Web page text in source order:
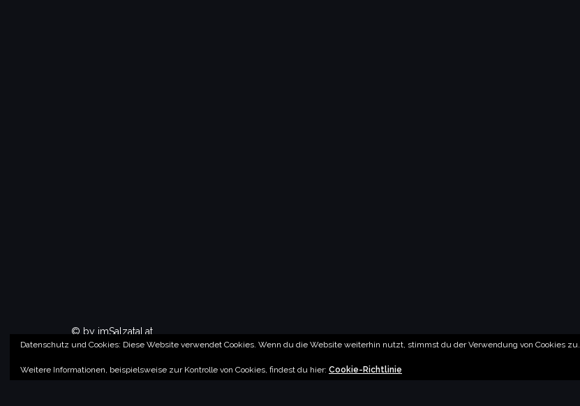
Datenschutz und Cookies: Diese Website verwendet Cookies. Wenn du die Website weiterhin nutzt, stimmst du der Verwendung von Cookies zu.
Weitere Informationen, beispielsweise zur Kontrolle von Cookies, findest du hier: Cookie-Richtlinie
© by imSalzatal.at
Theme vonColorlibPowered byWordPress